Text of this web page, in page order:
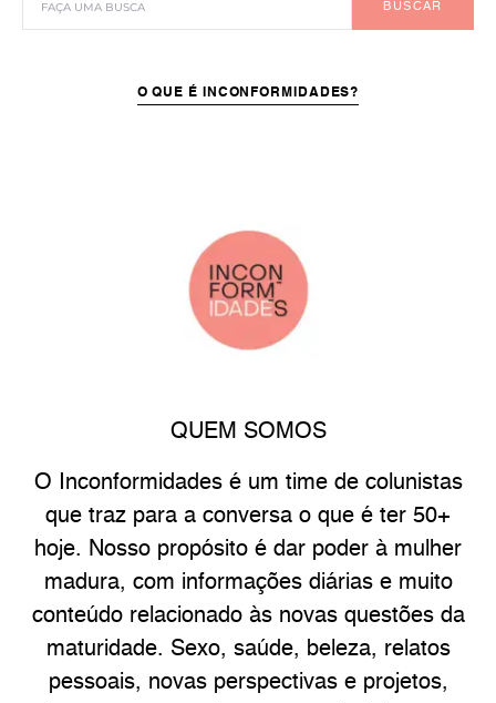
BUSCAR
O QUE É INCONFORMIDADES?
QUEM SOMOS
O Inconformidades é um time de colunistas
que traz para a conversa o que é ter 50+
hoje. Nosso propósito é dar poder à mulher
madura, com informações diárias e muito
conteúdo relacionado às novas questões da
maturidade. Sexo, saúde, beleza, relatos
pessoais, novas perspectivas e projetos,